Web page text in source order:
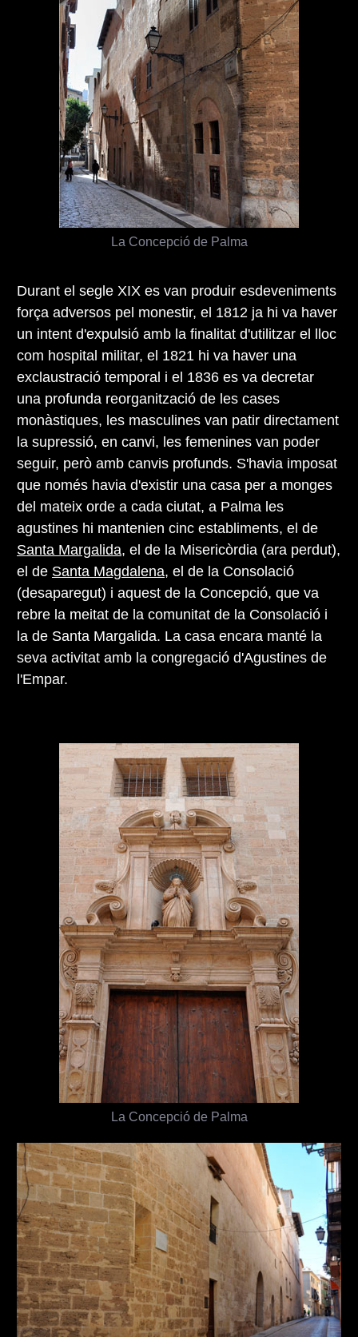
Durant el segle XIX es van produir esdeveniments
força adversos pel monestir, el 1812 ja hi va haver
un intent d'expulsió amb la finalitat d'utilitzar el lloc
com hospital militar, el 1821 hi va haver una
exclaustració temporal i el 1836 es va decretar
una profunda reorganització de les cases
monàstiques, les masculines van patir directament
la supressió, en canvi, les femenines van poder
seguir, però amb canvis profunds. S'havia imposat
que només havia d'existir una casa per a monges
del mateix orde a cada ciutat, a Palma les
agustines hi mantenien cinc establiments, el de
Santa Margalida, el de la Misericòrdia (ara perdut),
el de Santa Magdalena, el de la Consolació
(desaparegut) i aquest de la Concepció, que va
rebre la meitat de la comunitat de la Consolació i
la de Santa Margalida. La casa encara manté la
seva activitat amb la congregació d'Agustines de
l'Empar.
La Concepció de Palma
La Concepció de Palma